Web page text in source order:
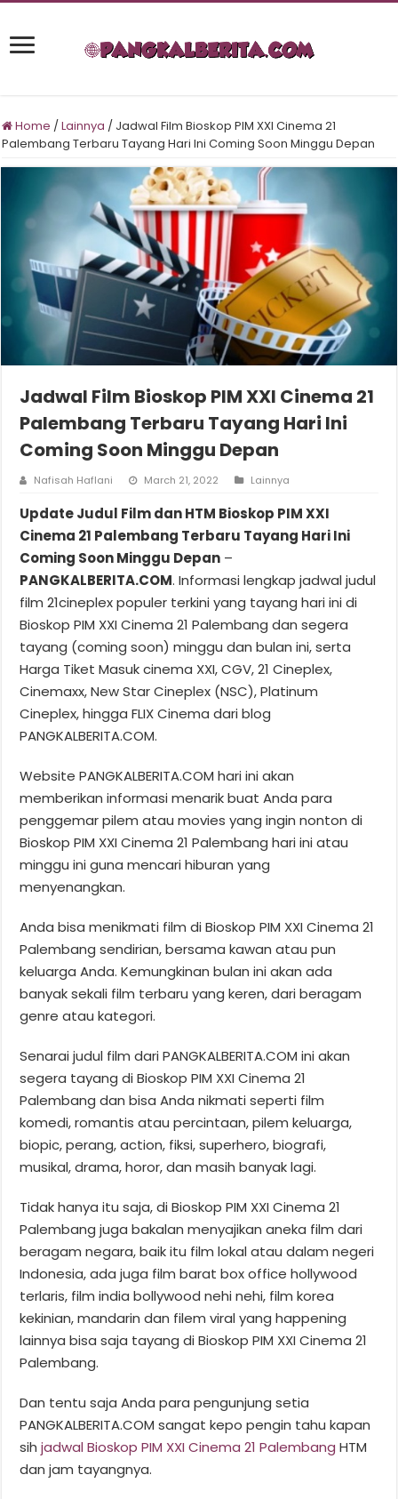
Home /Lainnya / Jadwal Film Bioskop PIM XXI Cinema 21
Palembang Terbaru Tayang Hari Ini Coming Soon Minggu Depan
Jadwal Film Bioskop PIM XXI Cinema 21
Palembang Terbaru Tayang Hari Ini
Coming Soon Minggu Depan
Nafisah Haflani March 21, 2022 Lainnya
Update Judul Film dan HTM Bioskop PIM XXI
Cinema 21 Palembang Terbaru Tayang Hari Ini
Coming Soon Minggu Depan –
PANGKALBERITA.COM. Informasi lengkap jadwal judul
film 21cineplex populer terkini yang tayang hari ini di
Bioskop PIM XXI Cinema 21 Palembang dan segera
tayang (coming soon) minggu dan bulan ini, serta
Harga Tiket Masuk cinema XXI, CGV, 21 Cineplex,
Cinemaxx, New Star Cineplex (NSC), Platinum
Cineplex, hingga FLIX Cinema dari blog
PANGKALBERITA.COM.
Website PANGKALBERITA.COM hari ini akan
memberikan informasi menarik buat Anda para
penggemar pilem atau movies yang ingin nonton di
Bioskop PIM XXI Cinema 21 Palembang hari ini atau
minggu ini guna mencari hiburan yang
menyenangkan.
Anda bisa menikmati film di Bioskop PIM XXI Cinema 21
Palembang sendirian, bersama kawan atau pun
keluarga Anda. Kemungkinan bulan ini akan ada
banyak sekali film terbaru yang keren, dari beragam
genre atau kategori.
Senarai judul film dari PANGKALBERITA.COM ini akan
segera tayang di Bioskop PIM XXI Cinema 21
Palembang dan bisa Anda nikmati seperti film
komedi, romantis atau percintaan, pilem keluarga,
biopic, perang, action, fiksi, superhero, biografi,
musikal, drama, horor, dan masih banyak lagi.
Tidak hanya itu saja, di Bioskop PIM XXI Cinema 21
Palembang juga bakalan menyajikan aneka film dari
beragam negara, baik itu film lokal atau dalam negeri
Indonesia, ada juga film barat box office hollywood
terlaris, film india bollywood nehi nehi, film korea
kekinian, mandarin dan filem viral yang happening
lainnya bisa saja tayang di Bioskop PIM XXI Cinema 21
Palembang.
Dan tentu saja Anda para pengunjung setia
PANGKALBERITA.COM sangat kepo pengin tahu kapan
sihjadwal Bioskop PIM XXI Cinema 21 Palembang HTM
dan jam tayangnya.